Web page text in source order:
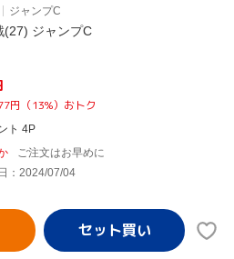
ジャンプC
(27) ジャンプC
円（13%）おトク
ト 4P
ご注文はお早めに
：2024/07/04